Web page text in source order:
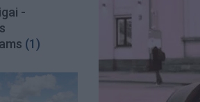
-
(1)